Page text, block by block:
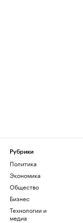
Рубрики
Политика
Экономика
Общество
Бизнес
Технологии и
медиа